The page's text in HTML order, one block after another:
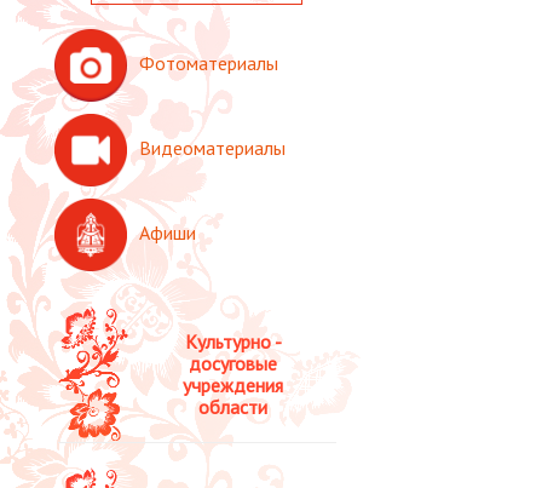
Культурно -
досуговые
учреждения
области
Фотоматериалы
Видеоматериалы
Афиши